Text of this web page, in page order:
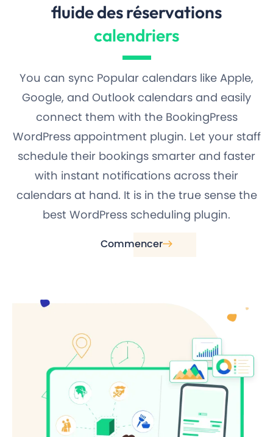
fluide des réservations
calendriers
You can sync Popular calendars like Apple,
Google, and Outlook calendars and easily
connect them with the BookingPress
WordPress appointment plugin. Let your staff
schedule their bookings smarter and faster
with instant notifications across their
calendars at hand. It is in the true sense the
best WordPress scheduling plugin.
Commencer